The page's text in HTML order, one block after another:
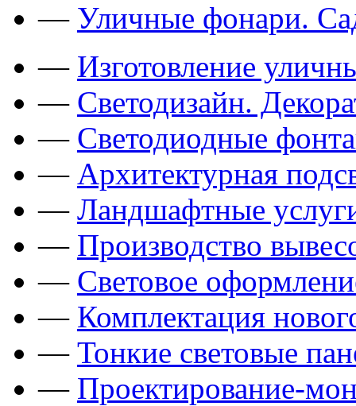
— Уличные фонари.
— Изготовление
— Светодизайн.
— Светодиодные
— Архитектурная
— Ландшафтные
— Производство
— Световое
— Комплектация
— Тонкие световые
— Проектирование-